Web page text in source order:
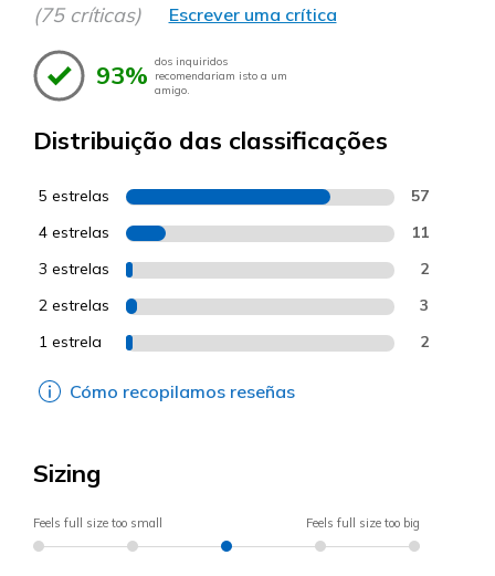
(75 críticas) Escrever uma crítica
93% dos inquiridos
recomendariam isto a um
amigo.
Distribuição das classificações
5 estrelas 57
4 estrelas 11
3 estrelas 2
2 estrelas 3
1 estrela 2
Cómo recopilamos reseñas
Sizing
Feels full size too small Feels full size too big